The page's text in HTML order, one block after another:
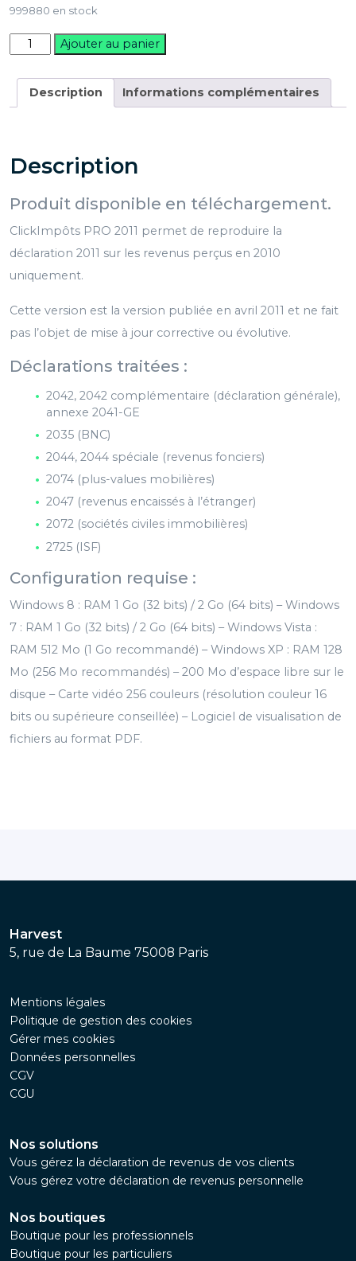
999880 en stock
quantité
de
2011
Ajouter au panier
Description Informations complémentaires
Description
Produit disponible en téléchargement.
ClickImpôts PRO 2011 permet de reproduire la
déclaration 2011 sur les revenus perçus en 2010
uniquement.
Cette version est la version publiée en avril 2011 et ne fait
pas l’objet de mise à jour corrective ou évolutive.
Déclarations traitées :
2042, 2042 complémentaire (déclaration générale),
annexe 2041-GE
2035 (BNC)
2044, 2044 spéciale (revenus fonciers)
2074 (plus-values mobilières)
2047 (revenus encaissés à l’étranger)
2072 (sociétés civiles immobilières)
2725 (ISF)
Configuration requise :
Windows 8 : RAM 1 Go (32 bits) / 2 Go (64 bits) – Windows
7 : RAM 1 Go (32 bits) / 2 Go (64 bits) – Windows Vista :
RAM 512 Mo (1 Go recommandé) – Windows XP : RAM 128
Mo (256 Mo recommandés) – 200 Mo d’espace libre sur le
disque – Carte vidéo 256 couleurs (résolution couleur 16
bits ou supérieure conseillée) – Logiciel de visualisation de
fichiers au format PDF.
Harvest
5, rue de La Baume 75008 Paris
Mentions légales
Politique de gestion des cookies
Gérer mes cookies
Données personnelles
CGV
CGU
Nos solutions
Vous gérez la déclaration de revenus de vos clients
Vous gérez votre déclaration de revenus personnelle
Nos boutiques
Boutique pour les professionnels
Boutique pour les particuliers